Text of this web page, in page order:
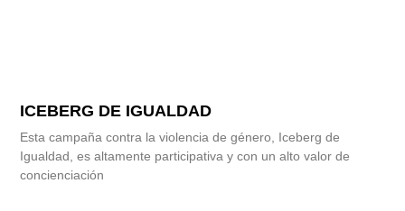
ICEBERG DE IGUALDAD
Esta campaña contra la violencia de género, Iceberg de
Igualdad, es altamente participativa y con un alto valor de
concienciación